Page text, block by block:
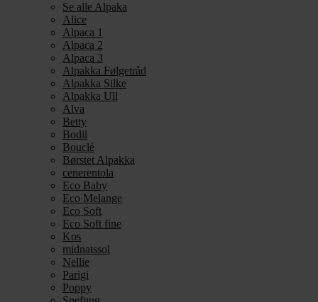
Se alle Alpaka
Alice
Alpaca 1
Alpaca 2
Alpaca 3
Alpakka Følgetråd
Alpakka Silke
Alpakka Ull
Alva
Betty
Bodil
Bouclé
Børstet Alpakka
cenerentola
Eco Baby
Eco Melange
Eco Soft
Eco Soft fine
Kos
midnatssol
Nellie
Parigi
Poppy